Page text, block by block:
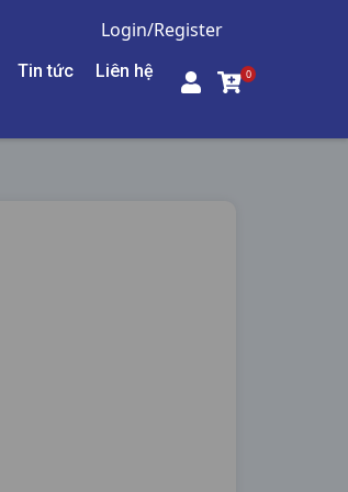
Login/Register
Tin tức Liên hệ 0